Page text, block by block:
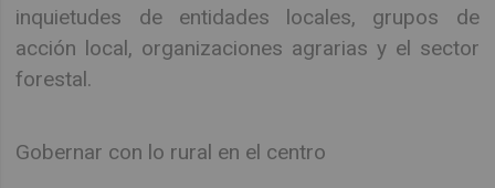
inquietudes de entidades locales, grupos de
acción local, organizaciones agrarias y el sector
forestal.
Gobernar con lo rural en el centro